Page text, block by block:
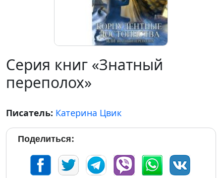
Серия книг «Знатный
переполох»
Писатель: Катерина Цвик
Поделиться: